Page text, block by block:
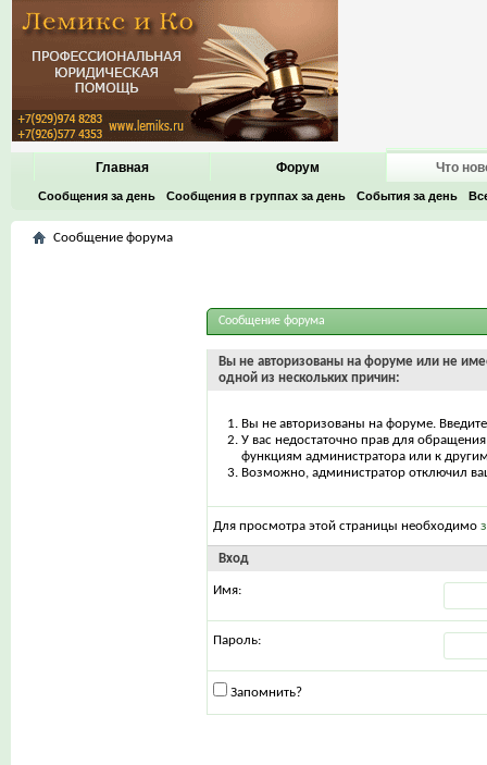
Главная Форум Что
Сообщения за день Сообщения в группах за день События за день
Сообщение форума
Сообщение форума
Вы не авторизованы на форуме или не
одной из нескольких причин:
Вы не авторизованы на форуме.
У вас недостаточно прав для
функциям администратора или к
Возможно, администратор отключил
Для просмотра этой страницы необходимо
Вход
Имя:
Пароль:
Запомнить?